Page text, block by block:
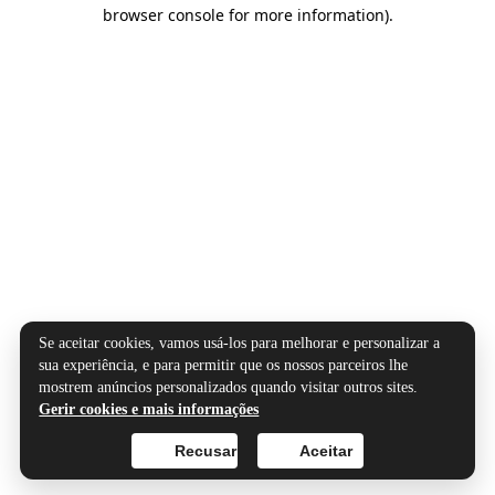
browser console for more information).
Se aceitar cookies, vamos usá-los para melhorar e personalizar a
sua experiência, e para permitir que os nossos parceiros lhe
mostrem anúncios personalizados quando visitar outros sites.
Gerir cookies e mais informações
Aceitar
Recusar